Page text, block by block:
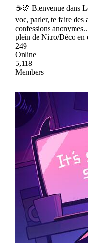
☕🌸 Bienvenue dans
voc, parler, te faire des
confessions
plein de Nitro/Déco en
249
Online
5,118
Members